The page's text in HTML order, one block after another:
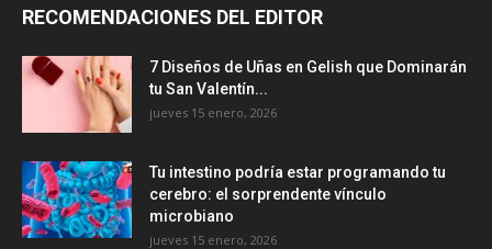
RECOMENDACIONES DEL EDITOR
7 Diseños de Uñas en Gelish que Dominarán
tu San Valentín...
jueves 15 enero, 2026
Tu intestino podría estar programando tu
cerebro: el sorprendente vínculo
microbiano
jueves 15 enero, 2026